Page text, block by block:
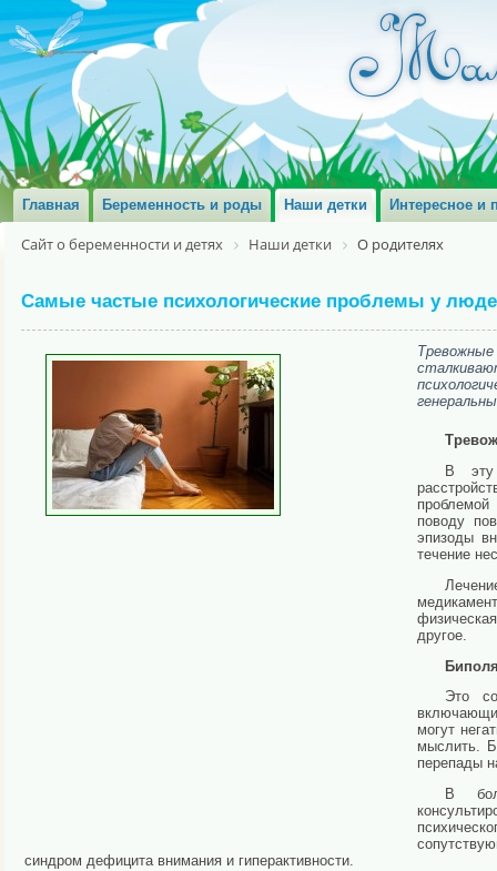
Главная Беременность и роды Наши детки Интересное и
Сайт о беременности и детях Наши детки О родителях
Самые частые психологические проблемы у
В эту
поводу
эпизоды
течение
другое.
Это
могут
мыслить.
перепады
В
синдром дефицита внимания и гиперактивности.